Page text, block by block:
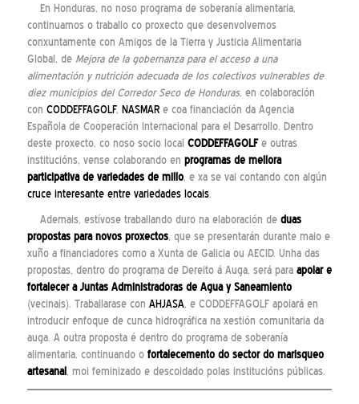
En Honduras, no noso programa de soberanía alimentaria,
continuamos o traballo co proxecto que desenvolvemos
conxuntamente con Amigos de la Tierra y Justicia Alimentaria
Global, de Mejora de la gobernanza para el acceso a una
alimentación y nutrición adecuada de los colectivos vulnerables de
diez municipios del Corredor Seco de Honduras, en colaboración
con CODDEFFAGOLF, NASMARe coa financiación da Agencia
Española de Cooperación Internacional para el Desarrollo. Dentro
deste proxecto, co noso socio local CODDEFFAGOLFe outras
institucións, vense colaborando en programas de mellora
participativa de variedades de millo, e xa se vai contando con algún
cruce interesante entre variedades locais.
Ademais, estívose traballando duro na elaboración de duas
propostas para novos proxectos, que se presentarán durante maio e
xuño a financiadores como a Xunta de Galicia ou AECID. Unha das
propostas, dentro do programa de Dereito á Auga, será paraapoiar e
fortalecer a Juntas Administradoras de Agua y Saneamiento
(vecinais). Traballarase con AHJASA, e CODDEFFAGOLF apoiará en
introducir enfoque de cunca hidrográfica na xestión comunitaria da
auga. A outra proposta é dentro do programa de soberanía
alimentaria, continuando ofortalecemento do sector do marisqueo
artesanal, moi feminizado e descoidado polas institucións públicas.